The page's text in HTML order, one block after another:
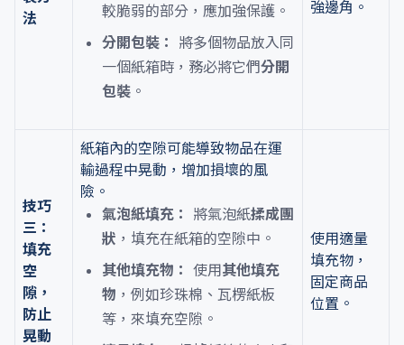
法
較脆弱的部分，應加強保護。
分開包裝：
將多個物品放入同
一個紙箱時，務必將它們分開
包裝 。
強邊角。
技巧
三：
填充
空
隙，
防止
晃動
紙箱內的空隙可能導致物品在運
輸過程中晃動，增加損壞的風
險。
氣泡紙填充：
將氣泡紙揉成團
狀 ，填充在紙箱的空隙中。
其他填充物： 使用其他填充
物 ，例如珍珠棉、瓦楞紙板
等，來填充空隙。
使用適量
填充物，
固定商品
位置。